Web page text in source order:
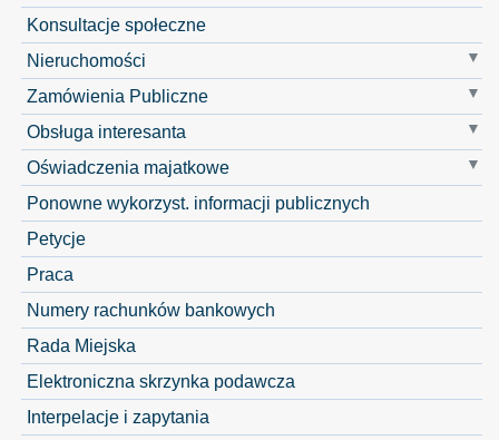
Konsultacje społeczne
Nieruchomości
Zamówienia Publiczne
Obsługa interesanta
Oświadczenia majatkowe
Ponowne wykorzyst. informacji publicznych
Petycje
Praca
Numery rachunków bankowych
Rada Miejska
Elektroniczna skrzynka podawcza
Interpelacje i zapytania